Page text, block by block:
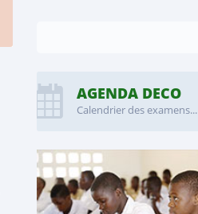
AGENDA DECO
Calendrier des examens...